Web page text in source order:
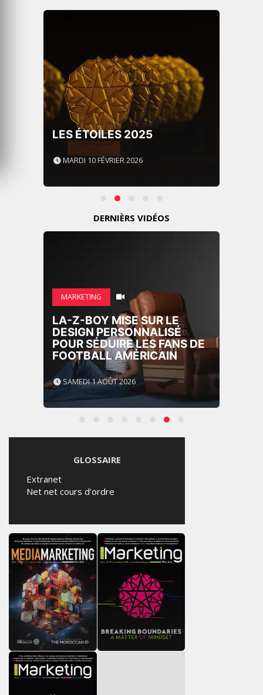
LES ÉTOILES 2025
MARDI 10 FÉVRIER 2026
DERNIÈRS VIDÉOS
MARKETING
LA-Z-BOY MISE SUR LE
DESIGN PERSONNALISÉ
POUR SÉDUIRE LES FANS DE
FOOTBALL AMÉRICAIN
SAMEDI 1 AOÛT 2026
GLOSSAIRE
Extranet
Net net cours d’ordre